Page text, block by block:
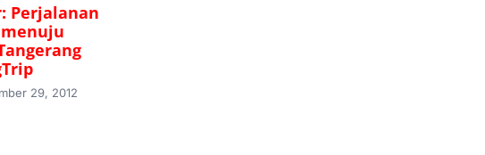
Perjalanan
29, 2012